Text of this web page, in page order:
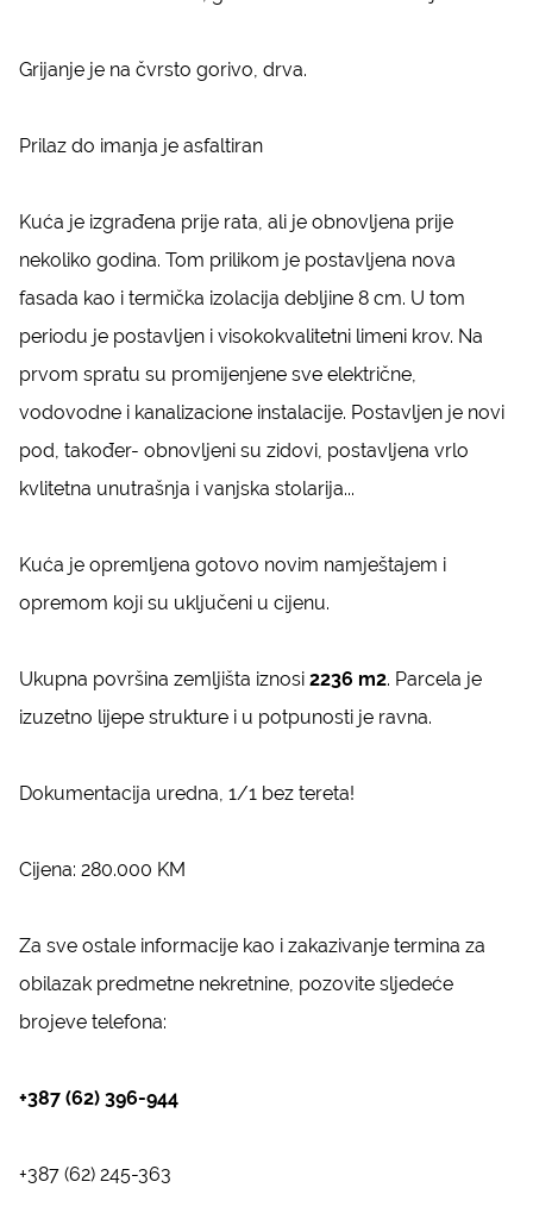
Grijanje je na čvrsto gorivo, drva.
Prilaz do imanja je asfaltiran
Kuća je izgrađena prije rata, ali je obnovljena prije
nekoliko godina. Tom prilikom je postavljena nova
fasada kao i termička izolacija debljine 8 cm. U tom
periodu je postavljen i visokokvalitetni limeni krov. Na
prvom spratu su promijenjene sve električne,
vodovodne i kanalizacione instalacije. Postavljen je novi
pod, također- obnovljeni su zidovi, postavljena vrlo
kvlitetna unutrašnja i vanjska stolarija...
Kuća je opremljena gotovo novim namještajem i
opremom koji su uključeni u cijenu.
Ukupna površina zemljišta iznosi 2236 m2. Parcela je
izuzetno lijepe strukture i u potpunosti je ravna.
Dokumentacija uredna, 1/1 bez tereta!
Cijena: 280.000 KM
Za sve ostale informacije kao i zakazivanje termina za
obilazak predmetne nekretnine, pozovite sljedeće
brojeve telefona:
+387 (62) 396-944
+387 (62) 245-363